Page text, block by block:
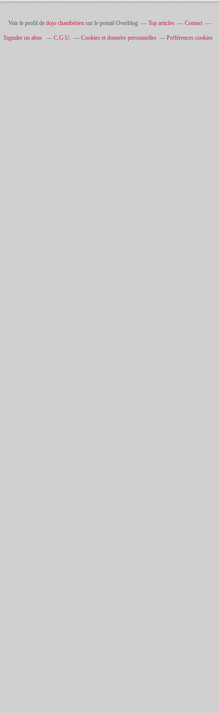
Voir le profil de dojo chambériensur le portail Overblog Top articles Contact
Signaler un abus C.G.U. Cookies et données personnelles Préférences cookies